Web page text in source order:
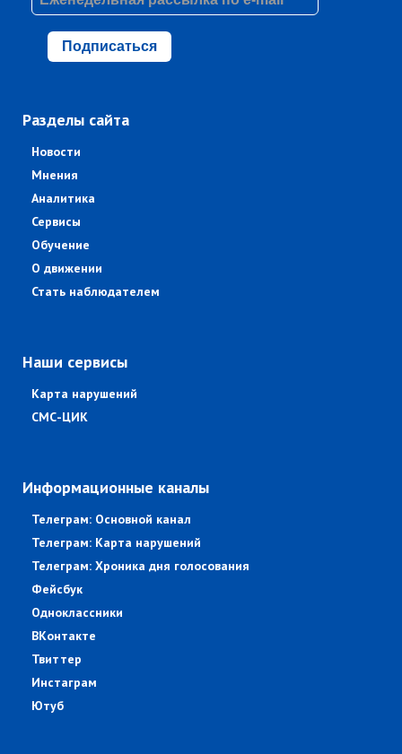
Подписаться
Разделы сайта
Новости
Мнения
Аналитика
Сервисы
Обучение
О движении
Стать наблюдателем
Наши сервисы
Карта нарушений
СМС-ЦИК
Информационные каналы
Телеграм: Основной канал
Телеграм: Карта нарушений
Телеграм: Хроника дня голосования
Фейсбук
Одноклассники
ВКонтакте
Твиттер
Инстаграм
Ютуб